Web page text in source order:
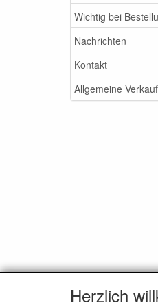
Wichtig bei
Nachrichten
Kontakt
Allgemeine
Herzlich